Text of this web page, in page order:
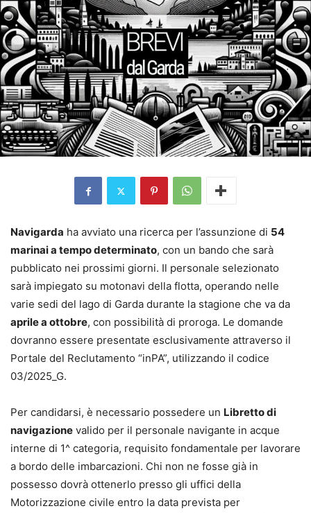
Navigarda ha avviato una ricerca per l’assunzione di 54
marinai a tempo determinato, con un bando che sarà
pubblicato nei prossimi giorni. Il personale selezionato
sarà impiegato su motonavi della flotta, operando nelle
varie sedi del lago di Garda durante la stagione che va da
aprile a ottobre, con possibilità di proroga. Le domande
dovranno essere presentate esclusivamente attraverso il
Portale del Reclutamento “inPA”, utilizzando il codice
03/2025_G.
Per candidarsi, è necessario possedere un Libretto di
navigazione valido per il personale navigante in acque
interne di 1^ categoria, requisito fondamentale per lavorare
a bordo delle imbarcazioni. Chi non ne fosse già in
possesso dovrà ottenerlo presso gli uffici della
Motorizzazione civile entro la data prevista per